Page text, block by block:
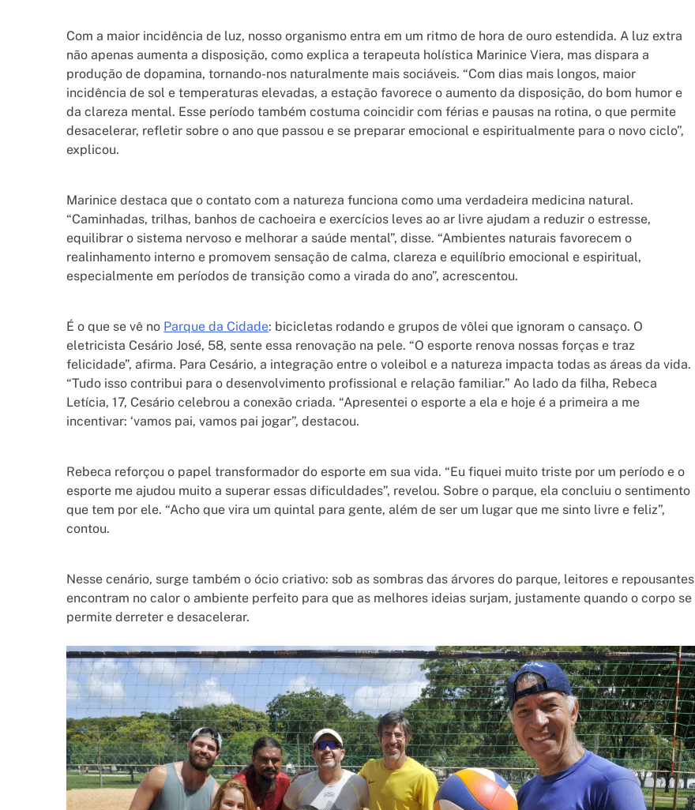
Com a maior incidência de luz, nosso organismo entra em um ritmo de hora de ouro estendida. A luz extra
não apenas aumenta a disposição, como explica a terapeuta holística Marinice Viera, mas dispara a
produção de dopamina, tornando-nos naturalmente mais sociáveis. “Com dias mais longos, maior
incidência de sol e temperaturas elevadas, a estação favorece o aumento da disposição, do bom humor e
da clareza mental. Esse período também costuma coincidir com férias e pausas na rotina, o que permite
desacelerar, refletir sobre o ano que passou e se preparar emocional e espiritualmente para o novo ciclo”,
explicou.
Marinice destaca que o contato com a natureza funciona como uma verdadeira medicina natural.
“Caminhadas, trilhas, banhos de cachoeira e exercícios leves ao ar livre ajudam a reduzir o estresse,
equilibrar o sistema nervoso e melhorar a saúde mental”, disse. “Ambientes naturais favorecem o
realinhamento interno e promovem sensação de calma, clareza e equilíbrio emocional e espiritual,
especialmente em períodos de transição como a virada do ano”, acrescentou.
É o que se vê no Parque da Cidade: bicicletas rodando e grupos de vôlei que ignoram o cansaço. O
eletricista Cesário José, 58, sente essa renovação na pele. “O esporte renova nossas forças e traz
felicidade”, afirma. Para Cesário, a integração entre o voleibol e a natureza impacta todas as áreas da vida.
“Tudo isso contribui para o desenvolvimento profissional e relação familiar.” Ao lado da filha, Rebeca
Letícia, 17, Cesário celebrou a conexão criada. “Apresentei o esporte a ela e hoje é a primeira a me
incentivar: ‘vamos pai, vamos pai jogar”, destacou.
Rebeca reforçou o papel transformador do esporte em sua vida. “Eu fiquei muito triste por um período e o
esporte me ajudou muito a superar essas dificuldades”, revelou. Sobre o parque, ela concluiu o sentimento
que tem por ele. “Acho que vira um quintal para gente, além de ser um lugar que me sinto livre e feliz”,
contou.
Nesse cenário, surge também o ócio criativo: sob as sombras das árvores do parque, leitores e repousantes
encontram no calor o ambiente perfeito para que as melhores ideias surjam, justamente quando o corpo se
permite derreter e desacelerar.